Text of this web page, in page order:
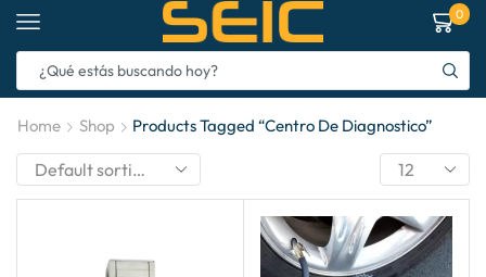
0
Home Shop Products Tagged “Centro De Diagnostico”